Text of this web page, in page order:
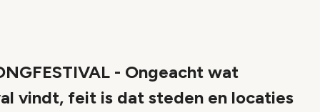
- Ongeacht wat
vindt, feit is dat steden en locaties